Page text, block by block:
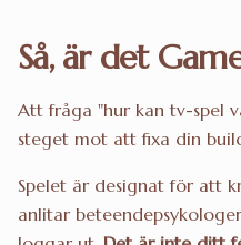
Så, är det
Att fråga "hur kan tv-spel
steget mot att fixa din
Spelet är designat för att
anlitar